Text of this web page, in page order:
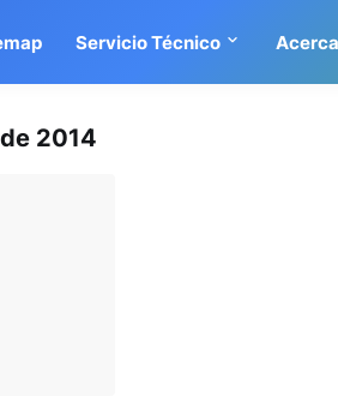
Servicio Técnico
2014